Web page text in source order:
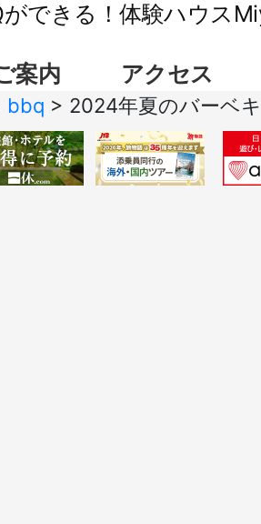
できる！体験ハウス
案内 アクセス
bbq > 2024年夏のバーベ